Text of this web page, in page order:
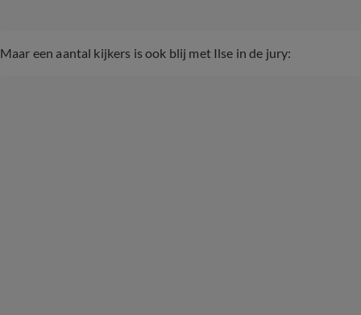
Maar een aantal kijkers is ook blij met Ilse in de jury: